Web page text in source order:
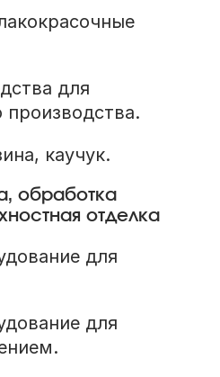
для
каучук.
обработка
отделка
для
для